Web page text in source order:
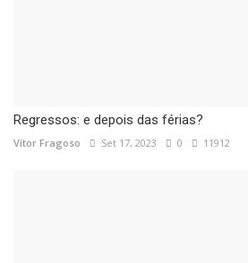
Regressos: e depois das férias?
Vítor Fragoso Set 17, 2023 0 11912